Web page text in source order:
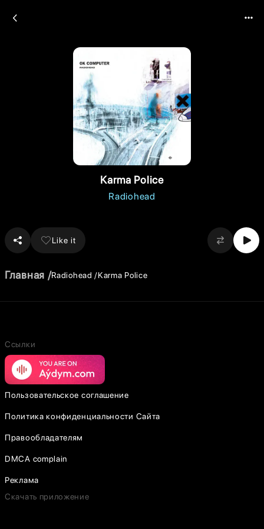
Karma Police
Radiohead
Like it
Главная Radiohead Karma Police
Ссылки
Пользовательское соглашение
Политика конфиденциальности Сайта
Правообладателям
DMCA complain
Реклама
Скачать приложение